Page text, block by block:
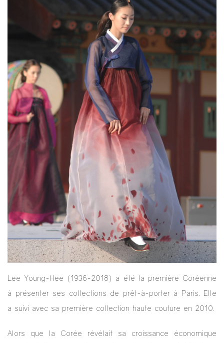
Lee Young-Hee (1936-2018) a été la première Coréenne
à présenter ses collections de prêt-à-porter à Paris. Elle
a suivi avec sa première collection haute couture en 2010.
Alors que la Corée révélait sa croissance économique